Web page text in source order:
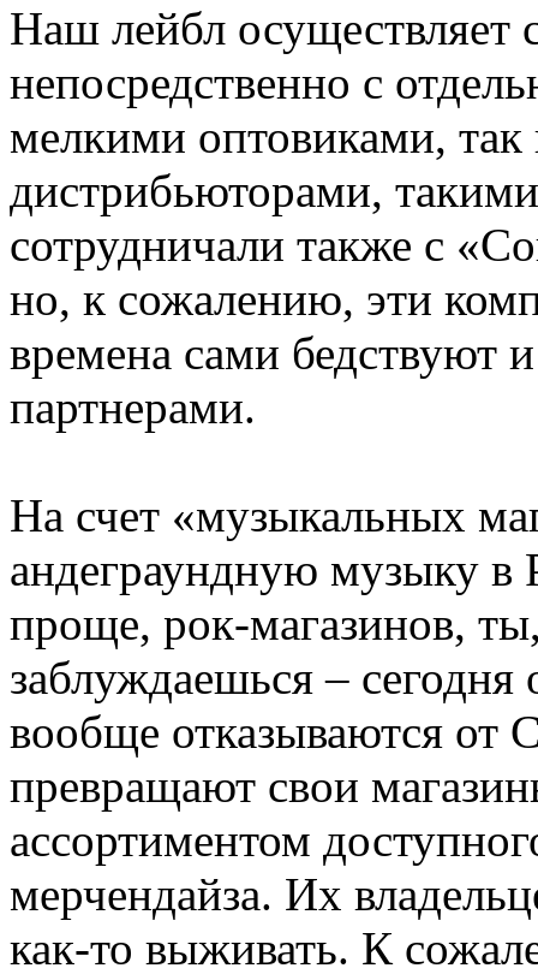
Наш лейбл осуществляет
непосредственно с
мелкими оптовиками,
дистрибьюторами,
сотрудничали также с
но, к сожалению, эти
времена сами бедствуют
партнерами.
На счет «музыкальных
андеграундную музыку в
проще, рок-магазинов,
заблуждаешься – сегодня
вообще отказываются от
превращают свои
ассортиментом
мерчендайза. Их
как-то выживать. К